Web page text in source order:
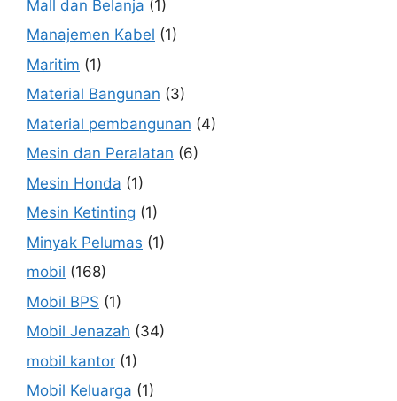
Mall dan Belanja (1)
Manajemen Kabel (1)
Maritim (1)
Material Bangunan (3)
Material pembangunan (4)
Mesin dan Peralatan (6)
Mesin Honda (1)
Mesin Ketinting (1)
Minyak Pelumas (1)
mobil (168)
Mobil BPS (1)
Mobil Jenazah (34)
mobil kantor (1)
Mobil Keluarga (1)